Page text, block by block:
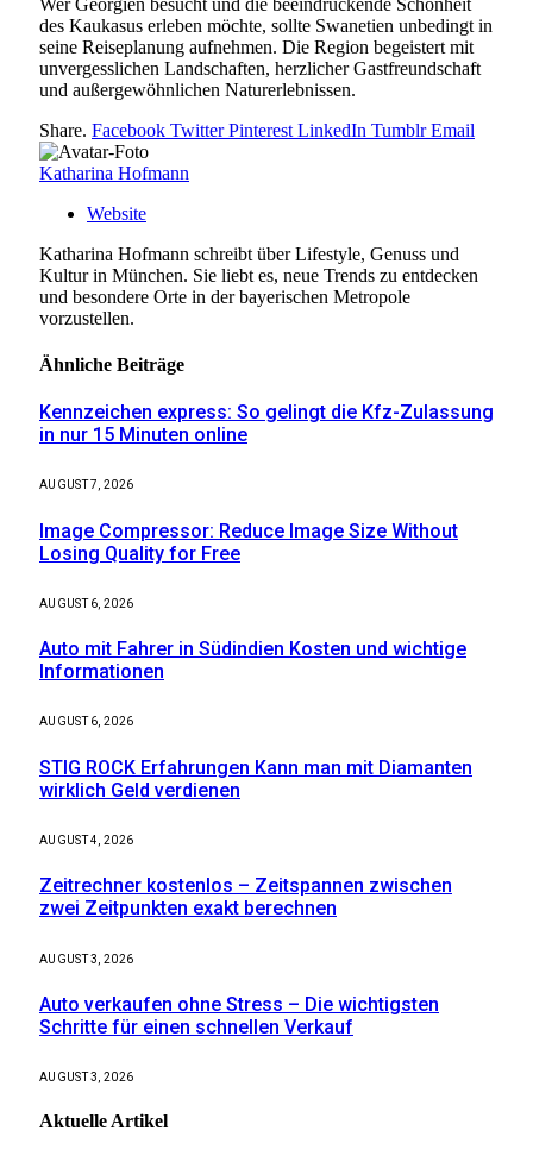
des Kaukasus erleben möchte, sollte Swanetien unbedingt in
seine Reiseplanung aufnehmen. Die Region begeistert mit
unvergesslichen Landschaften, herzlicher Gastfreundschaft
und außergewöhnlichen Naturerlebnissen.
Share. Facebook Twitter Pinterest LinkedIn Tumblr Email
Katharina Hofmann
Website
Katharina Hofmann schreibt über Lifestyle, Genuss und
Kultur in München. Sie liebt es, neue Trends zu entdecken
und besondere Orte in der bayerischen Metropole
vorzustellen.
Ähnliche Beiträge
Kennzeichen express: So gelingt die Kfz-Zulassung
in nur 15 Minuten online
AUGUST 7, 2026
Image Compressor: Reduce Image Size Without
Losing Quality for Free
AUGUST 6, 2026
Auto mit Fahrer in Südindien Kosten und wichtige
Informationen
AUGUST 6, 2026
STIG ROCK Erfahrungen Kann man mit Diamanten
wirklich Geld verdienen
AUGUST 4, 2026
Zeitrechner kostenlos – Zeitspannen zwischen
zwei Zeitpunkten exakt berechnen
AUGUST 3, 2026
Auto verkaufen ohne Stress – Die wichtigsten
Schritte für einen schnellen Verkauf
AUGUST 3, 2026
Aktuelle Artikel